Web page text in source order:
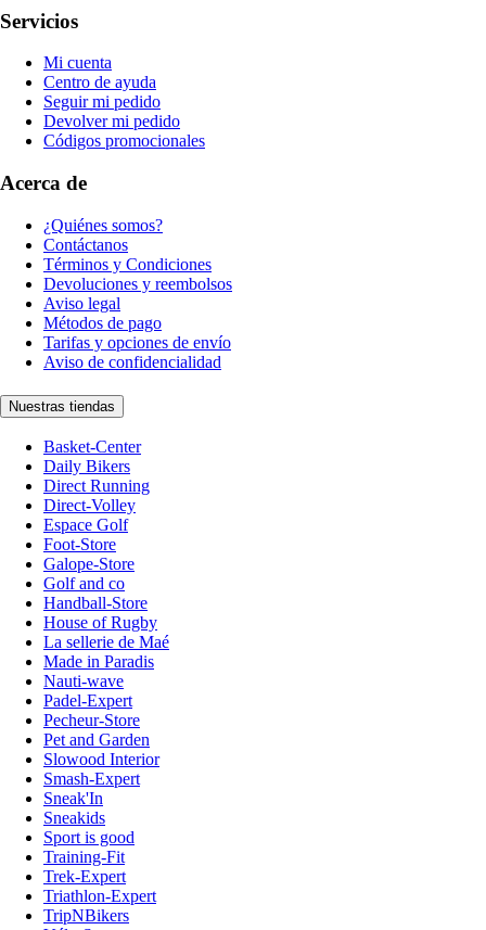
Servicios
Mi cuenta
Centro de ayuda
Seguir mi pedido
Devolver mi pedido
Códigos promocionales
Acerca de
¿Quiénes somos?
Contáctanos
Términos y Condiciones
Devoluciones y reembolsos
Aviso legal
Métodos de pago
Tarifas y opciones de envío
Aviso de confidencialidad
Nuestras tiendas
Basket-Center
Daily Bikers
Direct Running
Direct-Volley
Espace Golf
Foot-Store
Galope-Store
Golf and co
Handball-Store
House of Rugby
La sellerie de Maé
Made in Paradis
Nauti-wave
Padel-Expert
Pecheur-Store
Pet and Garden
Slowood Interior
Smash-Expert
Sneak'In
Sneakids
Sport is good
Training-Fit
Trek-Expert
Triathlon-Expert
TripNBikers